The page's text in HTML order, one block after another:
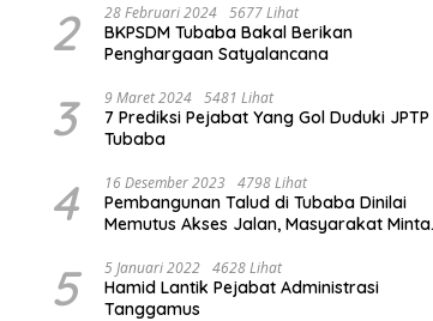
2 28 Februari 2024 5677 Lihat
BKPSDM Tubaba Bakal Berikan
Penghargaan Satyalancana
3 9 Maret 2024 5481 Lihat
7 Prediksi Pejabat Yang Gol Duduki JPTP
Tubaba
4 16 Desember 2023 4798 Lihat
Pembangunan Talud di Tubaba Dinilai
Memutus Akses Jalan, Masyarakat Minta
5 5 Januari 2022 4628 Lihat
Hamid Lantik Pejabat Administrasi
Tanggamus